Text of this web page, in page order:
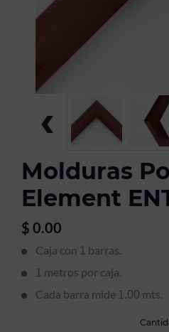
‹
Molduras
Element
$ 0.00
Caja con 1 barras.
1 metros por caja.
Cada barra mide 1.00 mts.